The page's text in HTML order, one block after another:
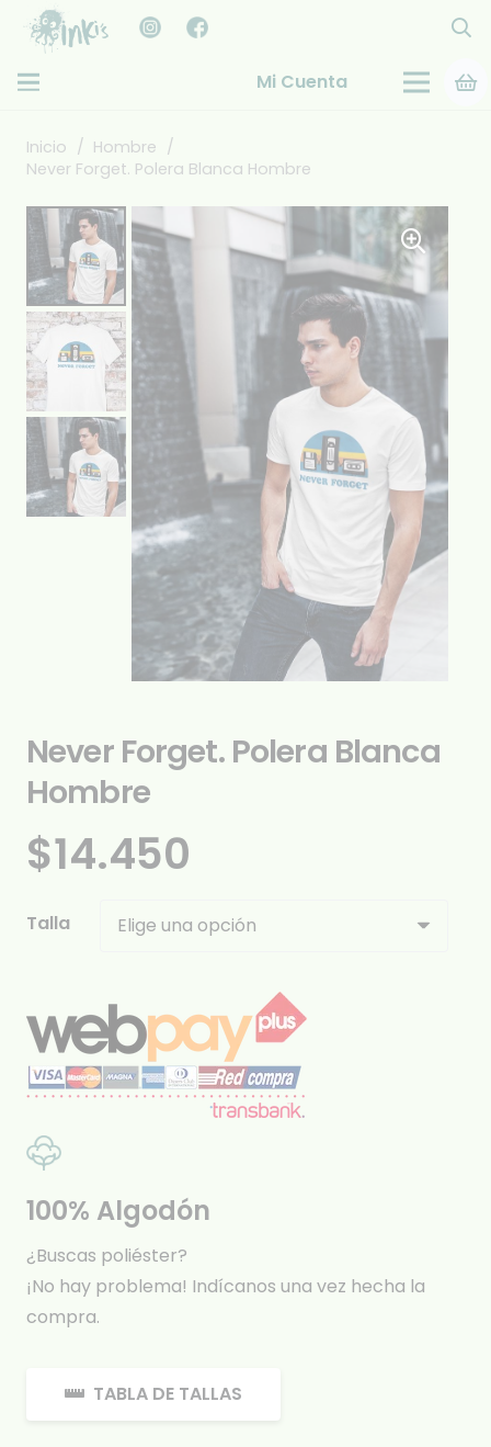
Mi Cuenta
Inicio / Hombre /
Never Forget. Polera Blanca Hombre
Never Forget. Polera Blanca
Hombre
$14.450
Talla
100% Algodón
¿Buscas poliéster?
¡No hay problema! Indícanos una vez hecha la
compra.
TABLA DE TALLAS